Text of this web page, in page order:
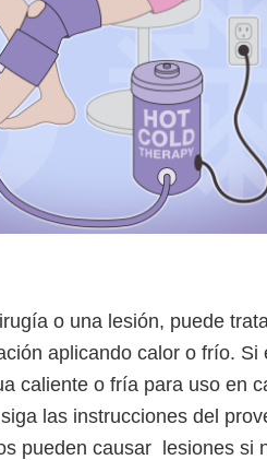
o una lesión, puede
aplicando calor o frío. Si
caliente o fría para uso en
las instrucciones del
pueden causar lesiones si